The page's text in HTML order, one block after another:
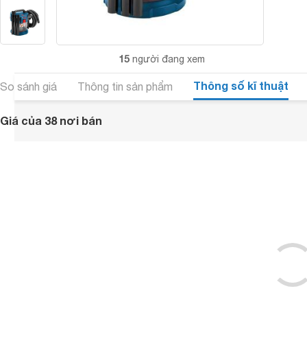
15 người đang xem
So sánh giá Thông tin sản phẩm Thông số kĩ thuật
Giá của 38 nơi bán